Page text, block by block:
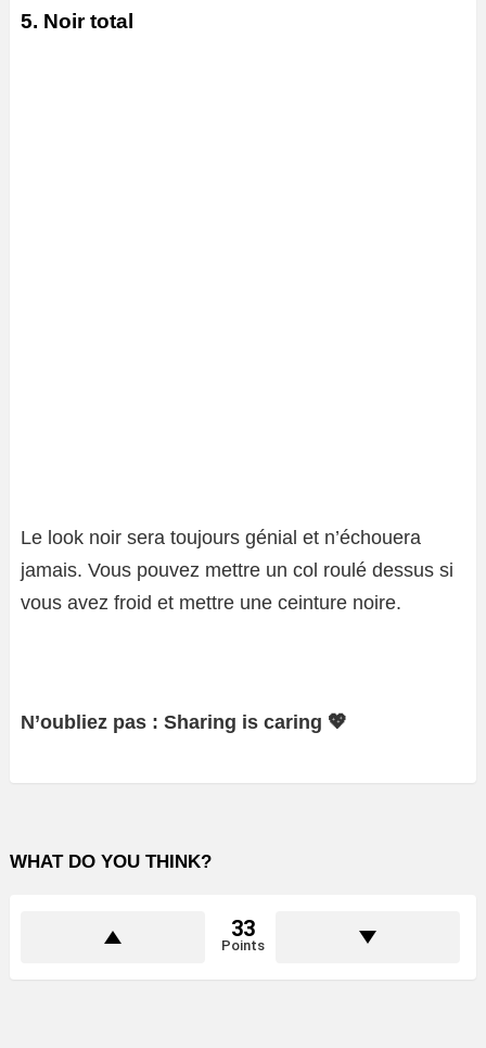
5. Noir total
Le look noir sera toujours génial et n’échouera
jamais. Vous pouvez mettre un col roulé dessus si
vous avez froid et mettre une ceinture noire.
N’oubliez pas : Sharing is caring 💖
WHAT DO YOU THINK?
33
Points